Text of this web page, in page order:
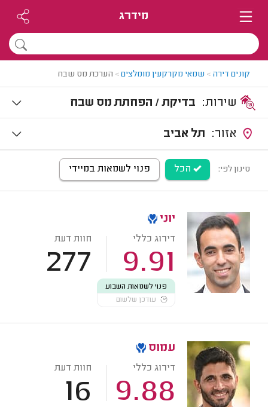
מידרג
קונים דירה > שמאי מקרקעין מומלצים> הערכת מס שבח
בדיקת / הפחתת מס שבח
תל אביב
סינון לפי: הכל פנוי לשמאות במיידי
יוני
דירוג כללי
9.91
חוות דעת
277
פנוי לשמאות השבוע
עודכן שלשום
עמוס
דירוג כללי
9.88
חוות דעת
16